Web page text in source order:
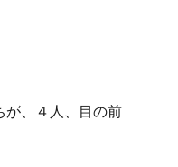
が、４人、目の前